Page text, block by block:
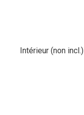
Intérieur (non incl.)